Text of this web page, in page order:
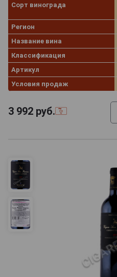
Сорт винограда
Регион
Название вина
Классификация
Артикул
Условия продаж
3 992 руб.